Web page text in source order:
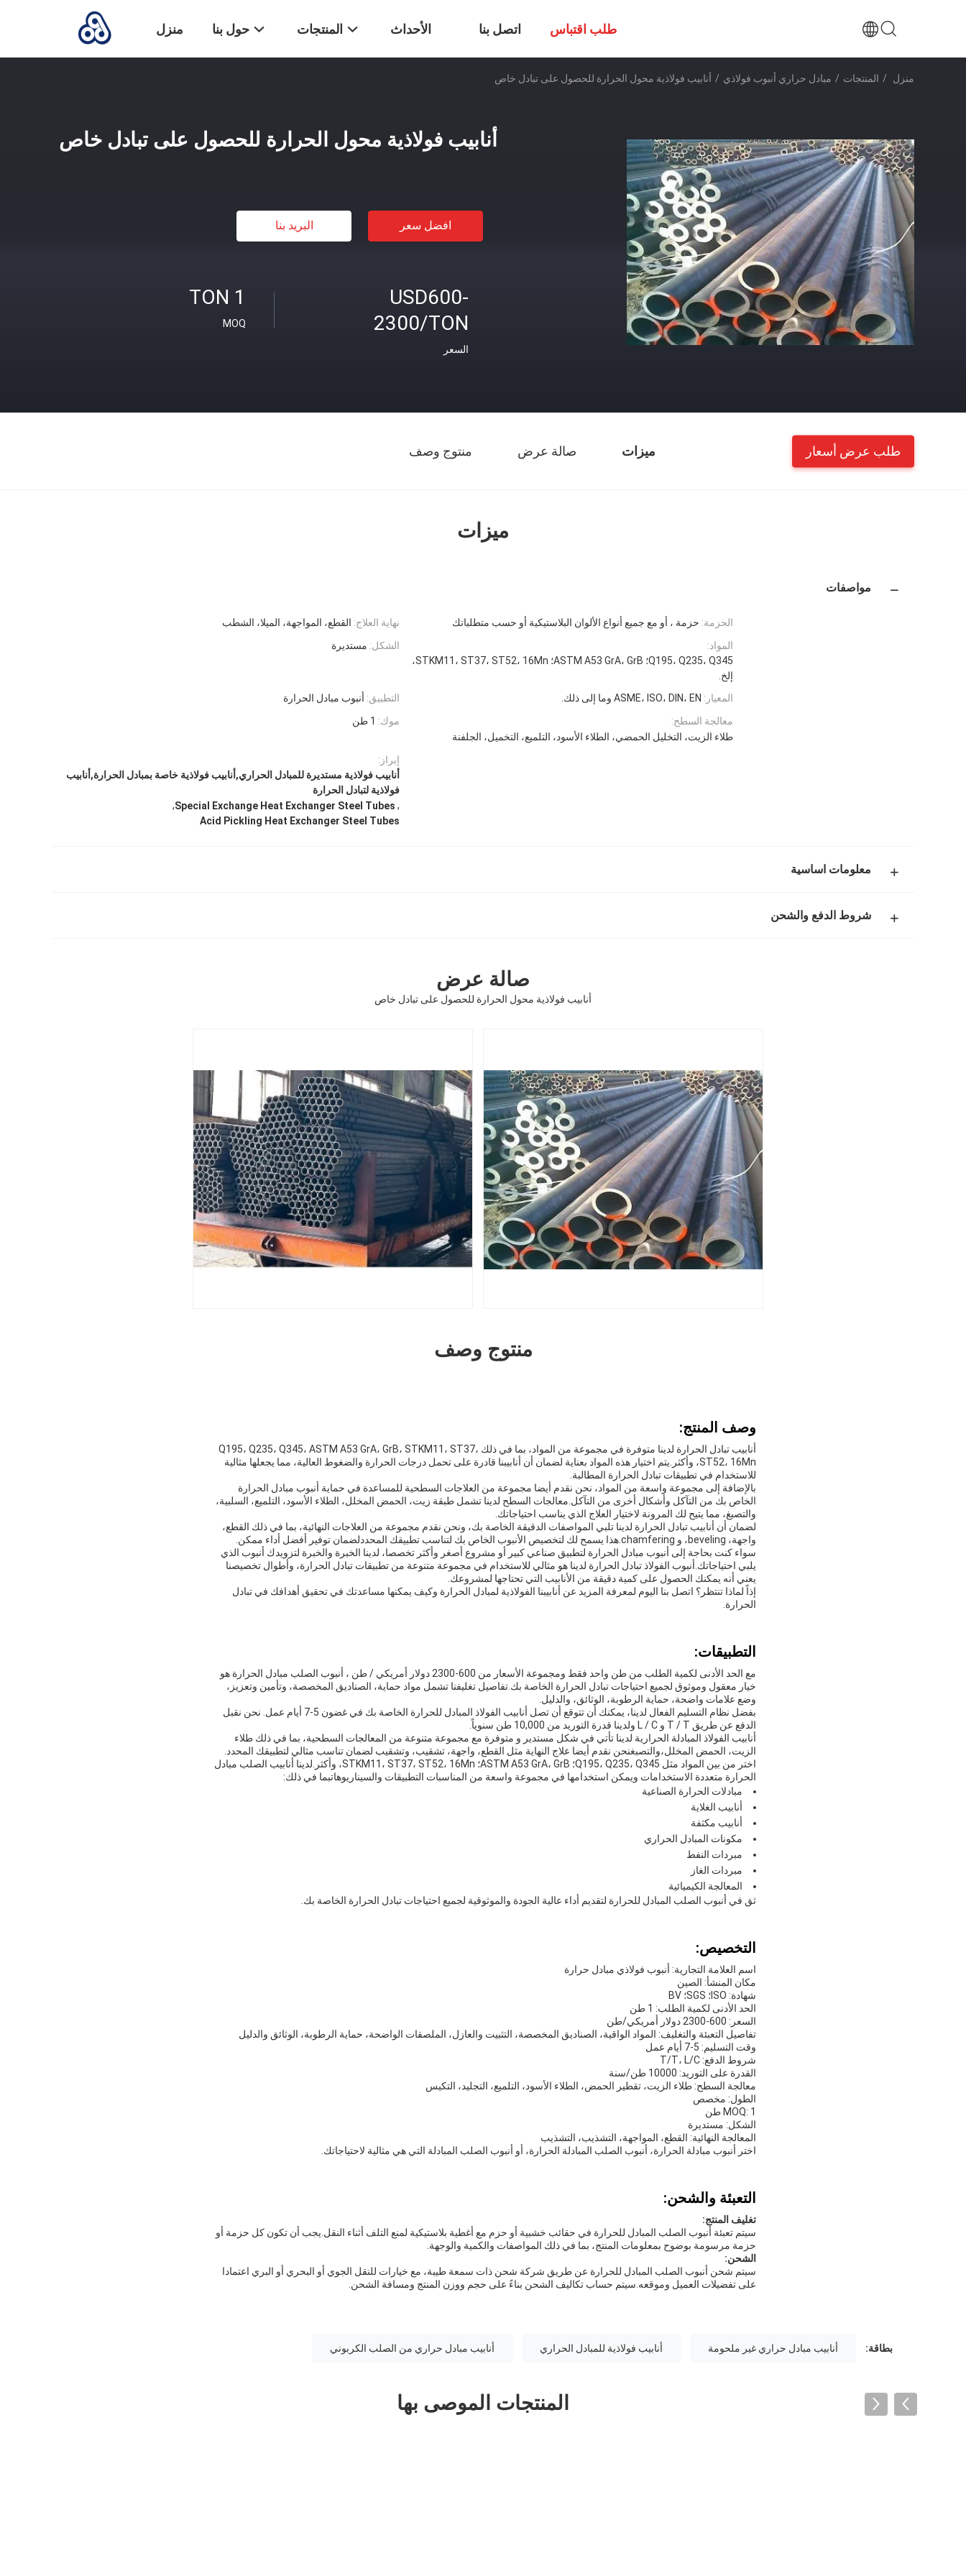
منزل حول بنا المنتجات الأحداث اتصل بنا طلب اقتباس
منزل / المنتجات / مبادل حراري أنبوب فولاذي / أنابيب فولاذية محول الحرارة للحصول على تبادل خاص
أنابيب فولاذية محول الحرارة للحصول على تبادل خاص
افضل سعر البريد بنا
1 TON
MOQ
USD600-
2300/TON
السعر
ميزات صالة عرض منتوج وصف طلب عرض أسعار
ميزات
مواصفات
نهاية العلاج: القطع، المواجهة، الميلا، الشطب الحزمة: حزمة ، أو مع جميع أنواع الألوان البلاستيكية أو حسب متطلباتك
الشكل: مستديرة
المواد:
Q195، Q235، Q345؛ ASTM A53 GrA، GrB؛ STKM11، ST37، ST52، 16Mn،
إلخ.
التطبيق: أنبوب مبادل الحرارة المعيار: ASME، ISO، DIN، EN وما إلى ذلك.
موك: 1 طن
معالجة السطح:
طلاء الزيت، التخليل الحمضي، الطلاء الأسود، التلميع، التخميل، الجلفنة
إبراز:
أنابيب فولاذية مستديرة للمبادل الحراري,أنابيب فولاذية خاصة بمبادل الحرارة,أنابيب
فولاذية لتبادل الحرارة
,
Special Exchange Heat Exchanger Steel Tubes
,
Acid Pickling Heat Exchanger Steel Tubes
معلومات اساسية
شروط الدفع والشحن
صالة عرض
أنابيب فولاذية محول الحرارة للحصول على تبادل خاص
منتوج وصف
وصف المنتج:
أنابيب تبادل الحرارة لدينا متوفرة في مجموعة من المواد، بما في ذلك Q195، Q235، Q345، ASTM A53 GrA، GrB، STKM11، ST37،
ST52، 16Mn، وأكثر.يتم اختيار هذه المواد بعناية لضمان أن أنابيبنا قادرة على تحمل درجات الحرارة والضغوط العالية، مما يجعلها مثالية
للاستخدام في تطبيقات تبادل الحرارة المطالبة.
بالإضافة إلى مجموعة واسعة من المواد، نحن نقدم أيضا مجموعة من العلاجات السطحية للمساعدة في حماية أنبوب مبادل الحرارة
الخاص بك من التآكل وأشكال أخرى من التآكل.معالجات السطح لدينا تشمل طبقة زيت، الحمض المخلل، الطلاء الأسود، التلميع، السلبية،
والتصبغ، مما يتيح لك المرونة لاختيار العلاج الذي يناسب احتياجاتك.
لضمان أن أنابيب تبادل الحرارة لدينا تلبي المواصفات الدقيقة الخاصة بك، ونحن نقدم مجموعة من العلاجات النهائية، بما في ذلك القطع،
واجهة، beveling، و chamfering.هذا يسمح لك لتخصيص الأنبوب الخاص بك لتناسب تطبيقك المحددلضمان توفير أفضل أداء ممكن.
سواء كنت بحاجة إلى أنبوب مبادل الحرارة لتطبيق صناعي كبير أو مشروع أصغر وأكثر تخصصا، لدينا الخبرة والخبرة لتزويدك أنبوب الذي
يلبي احتياجاتك.أنبوب الفولاذ تبادل الحرارة لدينا هو مثالي للاستخدام في مجموعة متنوعة من تطبيقات تبادل الحرارة، وأطوال تخصيصنا
يعني أنه يمكنك الحصول على كمية دقيقة من الأنابيب التي تحتاجها لمشروعك.
إذاً لماذا تنتظر؟ اتصل بنا اليوم لمعرفة المزيد عن أنابيبنا الفولاذية لمبادل الحرارة وكيف يمكنها مساعدتك في تحقيق أهدافك في تبادل
الحرارة.
التطبيقات:
مع الحد الأدنى لكمية الطلب من طن واحد فقط ومجموعة الأسعار من 600-2300 دولار أمريكي / طن ، أنبوب الصلب مبادل الحرارة هو
خيار معقول وموثوق لجميع احتياجات تبادل الحرارة الخاصة بك.تفاصيل تغليفنا تشمل مواد حماية، الصناديق المخصصة، وتأمين وتعزيز،
وضع علامات واضحة، حماية الرطوبة، الوثائق، والدليل.
بفضل نظام التسليم الفعال لدينا، يمكنك أن تتوقع أن تصل أنابيب الفولاذ المبادل للحرارة الخاصة بك في غضون 5-7 أيام عمل. نحن نقبل
الدفع عن طريق T / T و L / C ولدينا قدرة التوريد من 10,000 طن سنوياً.
أنابيب الفولاذ المبادلة الحرارية لدينا تأتي في شكل مستدير و متوفرة مع مجموعة متنوعة من المعالجات السطحية، بما في ذلك طلاء
الزيت، الحمض المخلل،والتصبغنحن نقدم أيضا علاج النهاية مثل القطع، واجهة، تشقيب، وتشقيب لضمان تناسب مثالي لتطبيقك المحدد.
اختر من بين المواد مثل Q195، Q235، Q345؛ ASTM A53 GrA، GrB؛ STKM11، ST37، ST52، 16Mn، وأكثر.لدينا أنابيب الصلب مبادل
الحرارة متعددة الاستخدامات ويمكن استخدامها في مجموعة واسعة من المناسبات التطبيقات والسيناريوهاتبما في ذلك:
مبادلات الحرارة الصناعية
أنابيب الغلاية
أنابيب مكثفة
مكونات المبادل الحراري
مبردات النفط
مبردات الغاز
المعالجة الكيميائية
ثق في أنبوب الصلب المبادل للحرارة لتقديم أداء عالية الجودة والموثوقية لجميع احتياجات تبادل الحرارة الخاصة بك.
التخصيص:
اسم العلامة التجارية: أنبوب فولاذي مبادل حرارة
مكان المنشأ: الصين
شهادة: ISO؛ SGS؛ BV
الحد الأدنى لكمية الطلب: 1 طن
السعر: 600-2300 دولار أمريكي/طن
تفاصيل التعبئة والتغليف: المواد الواقية، الصناديق المخصصة، التثبيت والعازل، الملصقات الواضحة، حماية الرطوبة، الوثائق والدليل
وقت التسليم: 5-7 أيام عمل
شروط الدفع: T/T، L/C
القدرة على التوريد: 10000 طن/سنة
معالجة السطح: طلاء الزيت، تقطير الحمض، الطلاء الأسود، التلميع، التجليد، التكيس
الطول: مخصص
MOQ: 1 طن
الشكل: مستديرة
المعالجة النهائية: القطع، المواجهة، التشذيب، التشذيب
اختر أنبوب مبادلة الحرارة، أنبوب الصلب المبادلة الحرارة، أو أنبوب الصلب المبادلة التي هي مثالية لاحتياجاتك.
التعبئة والشحن:
تغليف المنتج:
سيتم تعبئة أنبوب الصلب المبادل للحرارة في حقائب خشبية أو حزم مع أغطية بلاستيكية لمنع التلف أثناء النقل.يجب أن تكون كل حزمة أو
حزمة مرسومة بوضوح بمعلومات المنتج، بما في ذلك المواصفات والكمية والوجهة.
الشحن:
سيتم شحن أنبوب الصلب المبادل للحرارة عن طريق شركة شحن ذات سمعة طيبة، مع خيارات للنقل الجوي أو البحري أو البري اعتمادا
على تفضيلات العميل وموقعه.سيتم حساب تكاليف الشحن بناءً على حجم ووزن المنتج ومسافة الشحن.
بطاقة: أنابيب مبادل حراري غير ملحومة أنابيب فولاذية للمبادل الحراري أنابيب مبادل حراري من الصلب الكربوني
المنتجات الموصى بها